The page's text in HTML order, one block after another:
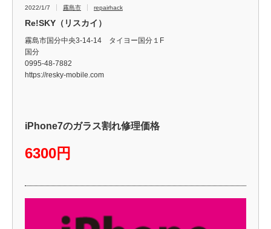
2022/1/7 霧島市 repairhack
Re!SKY（リスカイ）
霧島市国分中央3-14-14 タイヨー国分１F
国分
0995-48-7882
https://resky-mobile.com
iPhone7のガラス割れ修理価格
6300円